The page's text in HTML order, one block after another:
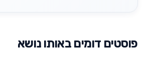
פוסטים דומים באותו נושא